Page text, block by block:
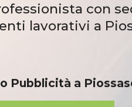
con
lavorativi a
Pubblicità a